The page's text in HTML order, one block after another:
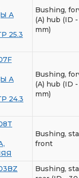
A
25.3
Bushing,
(A) hub (ID -
mm)
A
24.3
Bushing,
(A) hub (ID
mm)
Bushing,
front
Bushing,